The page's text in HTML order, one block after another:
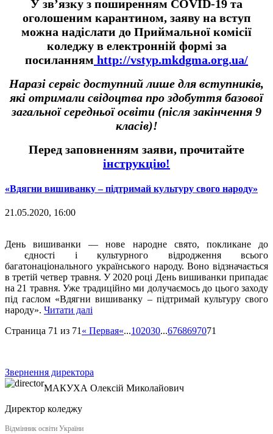
У зв’язку з поширенням COVID-19 та
оголошеним карантином, заяву на вступ
можна надіслати до Приймальної комісії
коледжу в електронній формі за
посиланням http://vstyp.mkdgma.org.ua/
Наразі сервіс доступний лише для вступників,
які отримали свідоцтва про здобуття базової
загальної середньої освіти (після закінчення 9
класів)!
Перед заповненням заяви, прочитайте
інструкцію!
«Вдягни вишиванку – підтримай культуру свого народу»
21.05.2020, 16:00
День вишиванки — нове народне свято, покликане до
єдності і культурного відродження всього
багатонаціонального українського народу. Воно відзначається
в третій четвер травня. У 2020 році День вишиванки припадає
на 21 травня. Уже традиційно ми долучаємось до цього заходу
під гаслом «Вдягни вишиванку – підтримай культуру свого
народу». Читати далі
Страница 71 из 71« Первая«...102030...6768697071
Звернення директора
МАКУХА Олексій Миколайович
Директор коледжу
Відмінник освіти України